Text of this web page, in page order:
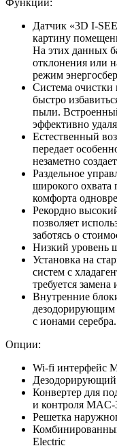
Датчик «3D I-
картину
На этих данных
отклонения или
режим
Система очистки
быстро
пыли.
эффективно
Естественный
передает
незаметно
Раздельное
широкого охвата
комфорта
Рекордно
позволяет
заботясь о
Низкий уровень
Установка на
систем с
требуется
Внутренние
с ионами серебра.
Опции:
Wi-fi интерфейс
Конвертер для
и контроля MAC-
Решетка
Electric